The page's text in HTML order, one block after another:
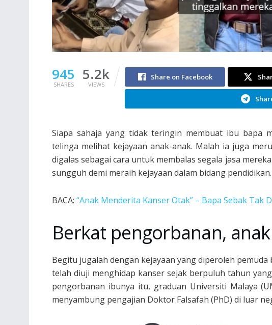
945
SHARES
5.2k
VIEWS
Share on Facebook
Siapa sahaja yang tidak teringin membuat ibu bapa
telinga melihat kejayaan anak-anak. Malah ia juga
digalas sebagai cara untuk membalas segala jasa
sungguh demi meraih kejayaan dalam bidang pendidikan.
BACA: “Anak Menderita Kanser Otak” – Bapa Sebak Tak
Berkat pengorbanan,
Begitu jugalah dengan kejayaan yang diperoleh
telah diuji menghidap kanser sejak berpuluh tahun
pengorbanan ibunya itu, graduan Universiti Malaya
menyambung pengajian Doktor Falsafah (PhD) di luar